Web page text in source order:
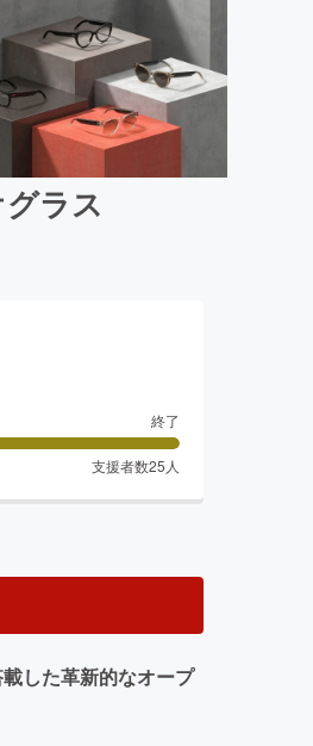
ラス
終了
支援者数25 人
した革新的なオープ